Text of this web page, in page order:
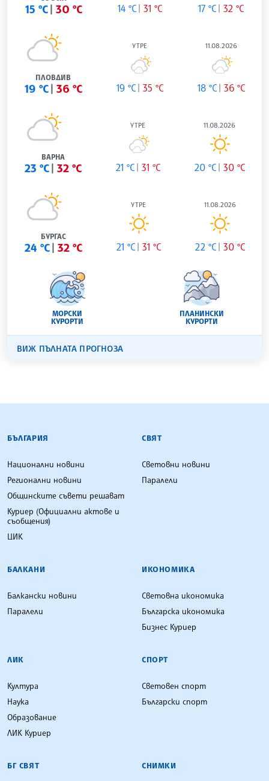
15 °C 30 °C 14 °C 31 °C 17 °C 32 °C
ПЛОВДИВ
19 °C 36 °C
УТРЕ
19 °C 35 °C
11.08.2026
18 °C 36 °C
ВАРНА
23 °C 32 °C
УТРЕ
21 °C 31 °C
11.08.2026
20 °C 30 °C
БУРГАС
24 °C 32 °C
УТРЕ
21 °C 31 °C
11.08.2026
22 °C 30 °C
МОРСКИ
КУРОРТИ
ПЛАНИНСКИ
КУРОРТИ
ВИЖ ПЪЛНАТА ПРОГНОЗА
БЪЛГАРСКА ТЕЛЕГРАФНА АГЕНЦИЯ
БЪЛГАРИЯ
Национални новини
Регионални новини
Общинските съвети решават
Куриер (Официални актове и
съобщения)
ЦИК
СВЯТ
Световни новини
Паралели
БАЛКАНИ
Балкански новини
Паралели
ИКОНОМИКА
Световна икономика
Българска икономика
Бизнес Куриер
ЛИК
Култура
Наука
Образование
ЛИК Куриер
СПОРТ
Световен спорт
Български спорт
БГ СВЯТ СНИМКИ